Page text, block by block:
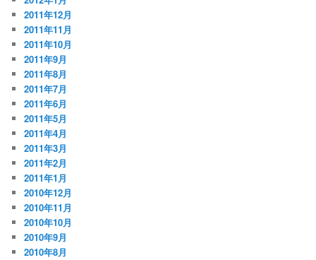
2011年12月
2011年11月
2011年10月
2011年9月
2011年8月
2011年7月
2011年6月
2011年5月
2011年4月
2011年3月
2011年2月
2011年1月
2010年12月
2010年11月
2010年10月
2010年9月
2010年8月